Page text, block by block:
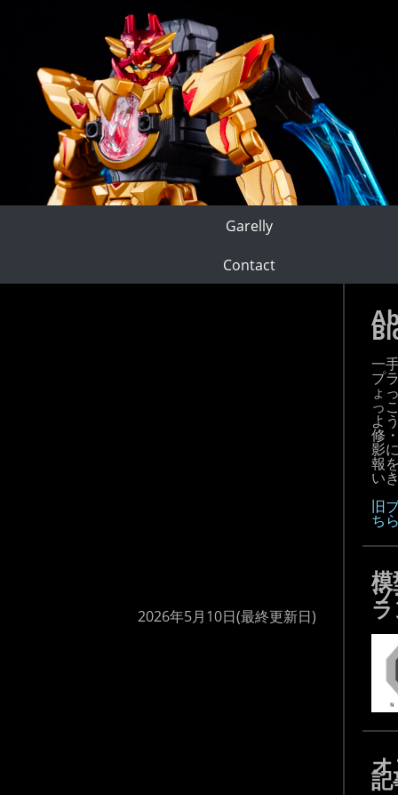
Garelly
Contact
2026年5月10日(最終更新日)
一
プ
ょ
っ
よ
修
影
報
い
旧
ち